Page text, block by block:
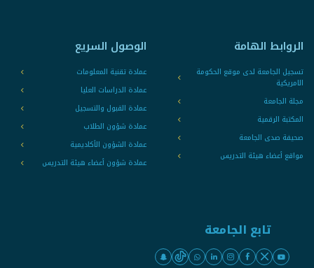
الروابط الهامة
تسجيل الجامعة لدى موقع الحكومة
الامريكية
مجلة الجامعة
المكتبة الرقمية
صحيفة صدى الجامعة
مواقع أعضاء هيئة التدريس
الوصول السريع
عمادة تقنية المعلومات
عمادة الدراسات العليا
عمادة القبول والتسجيل
عمادة شؤون الطلاب
عمادة الشؤون الأكاديمية
عمادة شؤون أعضاء هيئة التدريس
تابع الجامعة